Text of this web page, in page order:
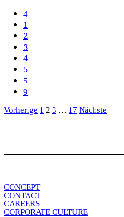
1
2
3
4
5
Vorherige 1 2 3 … 17 Nächste
CONCEPT
CONTACT
CAREERS
CORPORATE CULTURE